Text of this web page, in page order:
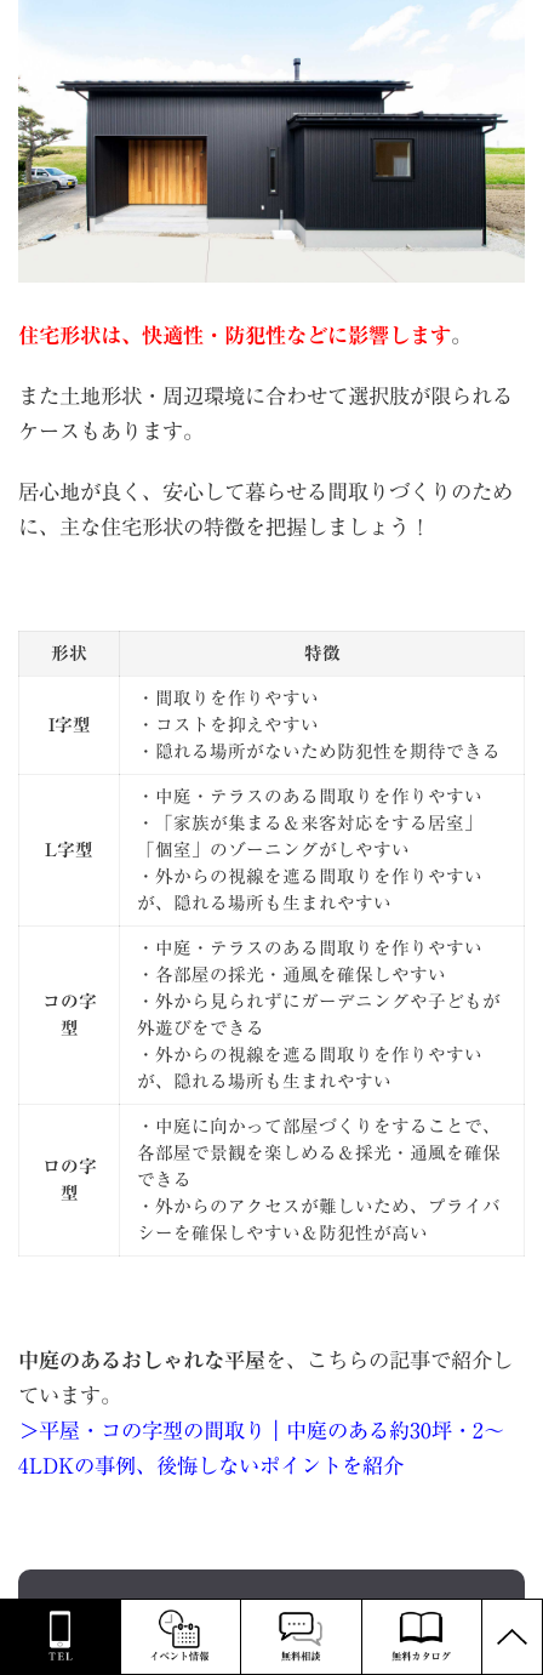
住宅形状は、快適性・防犯性などに影響します。
また土地形状・周辺環境に合わせて選択肢が限られる
ケースもあります。
居心地が良く、安心して暮らせる間取りづくりのため
に、主な住宅形状の特徴を把握しましょう！
形状 特徴
I字型
・間取りを作りやすい
・コストを抑えやすい
・隠れる場所がないため防犯性を期待できる
L字型
・中庭・テラスのある間取りを作りやすい
・「家族が集まる＆来客対応をする居室」
「個室」のゾーニングがしやすい
・外からの視線を遮る間取りを作りやすい
が、隠れる場所も生まれやすい
コの字
型
・中庭・テラスのある間取りを作りやすい
・各部屋の採光・通風を確保しやすい
・外から見られずにガーデニングや子どもが
外遊びをできる
・外からの視線を遮る間取りを作りやすい
が、隠れる場所も生まれやすい
ロの字
型
・中庭に向かって部屋づくりをすることで、
各部屋で景観を楽しめる＆採光・通風を確保
できる
・外からのアクセスが難しいため、プライバ
シーを確保しやすい＆防犯性が高い
中庭のあるおしゃれな平屋 を、こちらの記事で紹介し
ています。
＞平屋・コの字型の間取り｜中庭のある約30坪・2〜
4LDKの事例、後悔しないポイントを紹介
平屋のメリット・デメリットどち
らも活かして間取りを作成
TOP